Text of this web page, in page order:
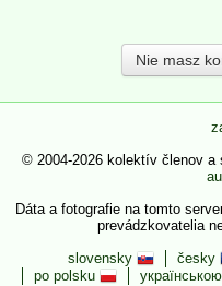
Nie masz
© 2004-2026 kolektív členov a
Dáta a fotografie na tomto
prevádzkovatelia
slovensky
česky
po polsku
українською